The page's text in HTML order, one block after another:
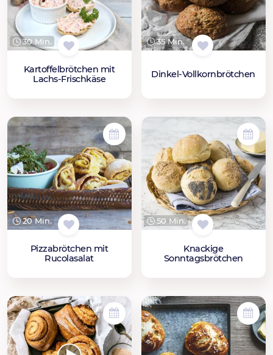
30 Min.
Kartoffelbrötchen mit
Lachs-Frischkäse
35 Min.
Dinkel-Vollkornbrötchen
20 Min.
Pizzabrötchen mit
Rucolasalat
50 Min.
Knackige
Sonntagsbrötchen